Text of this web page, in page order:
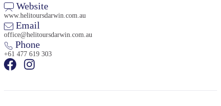
Website
www.helitoursdarwin.com.au
Email
office@helitoursdarwin.com.au
Phone
+61 477 619 303